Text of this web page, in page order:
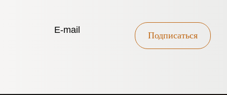
Подписаться